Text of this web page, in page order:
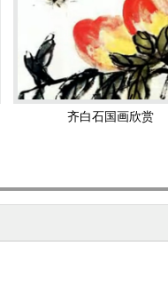
特别是诗歌），都离不开
术美，将画面还原成生活现
想到，蝌蚪是青蛙的卵变
蛙就没有蝌蚪，换句话说
妈妈，它们不能离开这里
它们罢了。
齐白石国画欣赏